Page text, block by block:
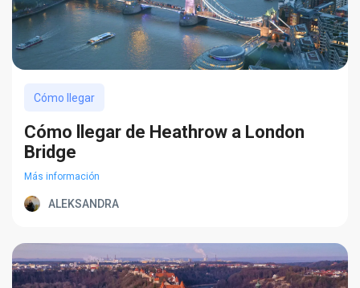
Cómo llegar
Cómo llegar de Heathrow a London
Bridge
Más información
ALEKSANDRA